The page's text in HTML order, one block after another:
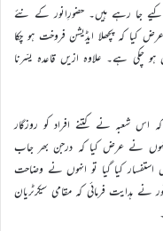
جا رہے ہیں۔ حضورِانور کے نئے
کہ پچھلا ایڈیشن فروخت ہو چکا
چکی ہے۔ علاوہ ازیں قاعدہ یسّرنا
اس شعبہ نے کتنے افراد کو روزگار
نے عرض کیا کہ درجن بھر جاب
کیا گیا تو انہوں نے وضاحت
ہدایت فرمائی کہ مقامی سیکرٹریان